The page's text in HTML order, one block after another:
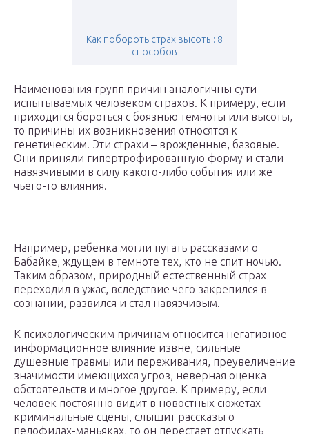
Как побороть страх высоты: 8
способов
Наименования групп причин аналогичны сути
испытываемых человеком страхов. К примеру, если
приходится бороться с боязнью темноты или высоты,
то причины их возникновения относятся к
генетическим. Эти страхи – врожденные, базовые.
Они приняли гипертрофированную форму и стали
навязчивыми в силу какого-либо события или же
чьего-то влияния.
Например, ребенка могли пугать рассказами о
Бабайке, ждущем в темноте тех, кто не спит ночью.
Таким образом, природный естественный страх
переходил в ужас, вследствие чего закрепился в
сознании, развился и стал навязчивым.
К психологическим причинам относится негативное
информационное влияние извне, сильные
душевные травмы или переживания, преувеличение
значимости имеющихся угроз, неверная оценка
обстоятельств и многое другое. К примеру, если
человек постоянно видит в новостных сюжетах
криминальные сцены, слышит рассказы о
педофилах-маньяках, то он перестает отпускать